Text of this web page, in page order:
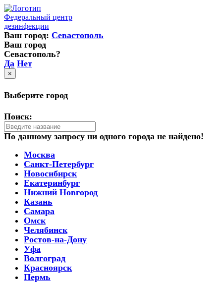
Федеральный центр
дезинфекции
Ваш город: Севастополь
Ваш город
Севастополь?
Да Нет
×
Выберите город
Поиск:
По данному запросу ни одного города не найдено!
Москва
Санкт-Петербург
Новосибирск
Екатеринбург
Нижний Новгород
Казань
Самара
Омск
Челябинск
Ростов-на-Дону
Уфа
Волгоград
Красноярск
Пермь